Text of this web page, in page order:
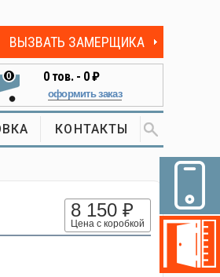
ВЫЗВАТЬ ЗАМЕРЩИКА
0 0тов. - 0 ₽
оформить заказ
КОНТАКТЫ
8 150 ₽
Цена с коробкой